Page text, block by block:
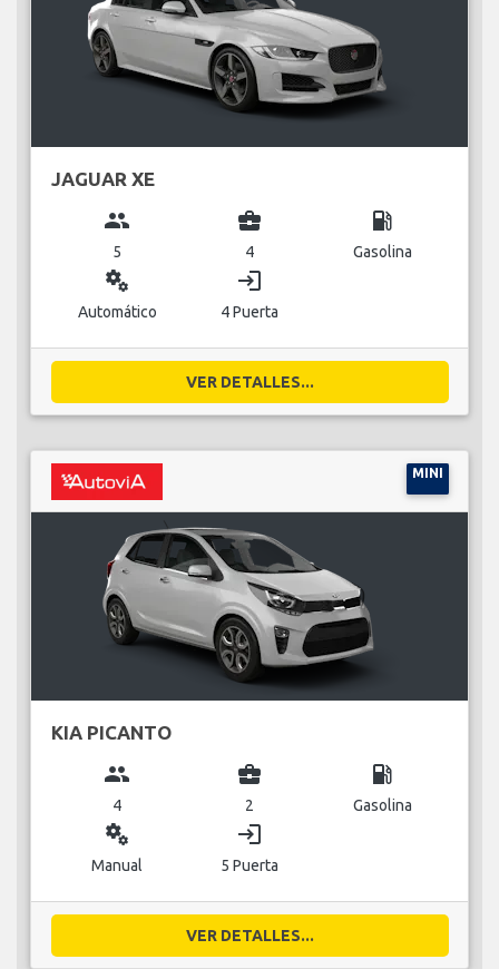
JAGUAR XE
group
5
business_center
4
local_gas_station
Gasolina
miscellaneous_services
Automático
login
4 Puerta
VER DETALLES...
MINI
KIA PICANTO
group
4
business_center
2
local_gas_station
Gasolina
miscellaneous_services
Manual
login
5 Puerta
VER DETALLES...